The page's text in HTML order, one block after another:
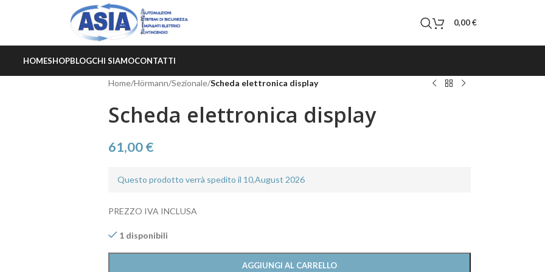
0,00€
HOMESHOPBLOGCHI SIAMOCONTATTI
Home/Hörmann/Sezionale/Scheda elettronica display
Scheda elettronica display
61,00€
Questo prodotto verrà spedito il 10,August 2026
PREZZO IVA INCLUSA
1 disponibili
AGGIUNGI AL CARRELLO